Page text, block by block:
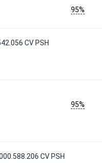
95%
CV PSH
95%
CV PSH